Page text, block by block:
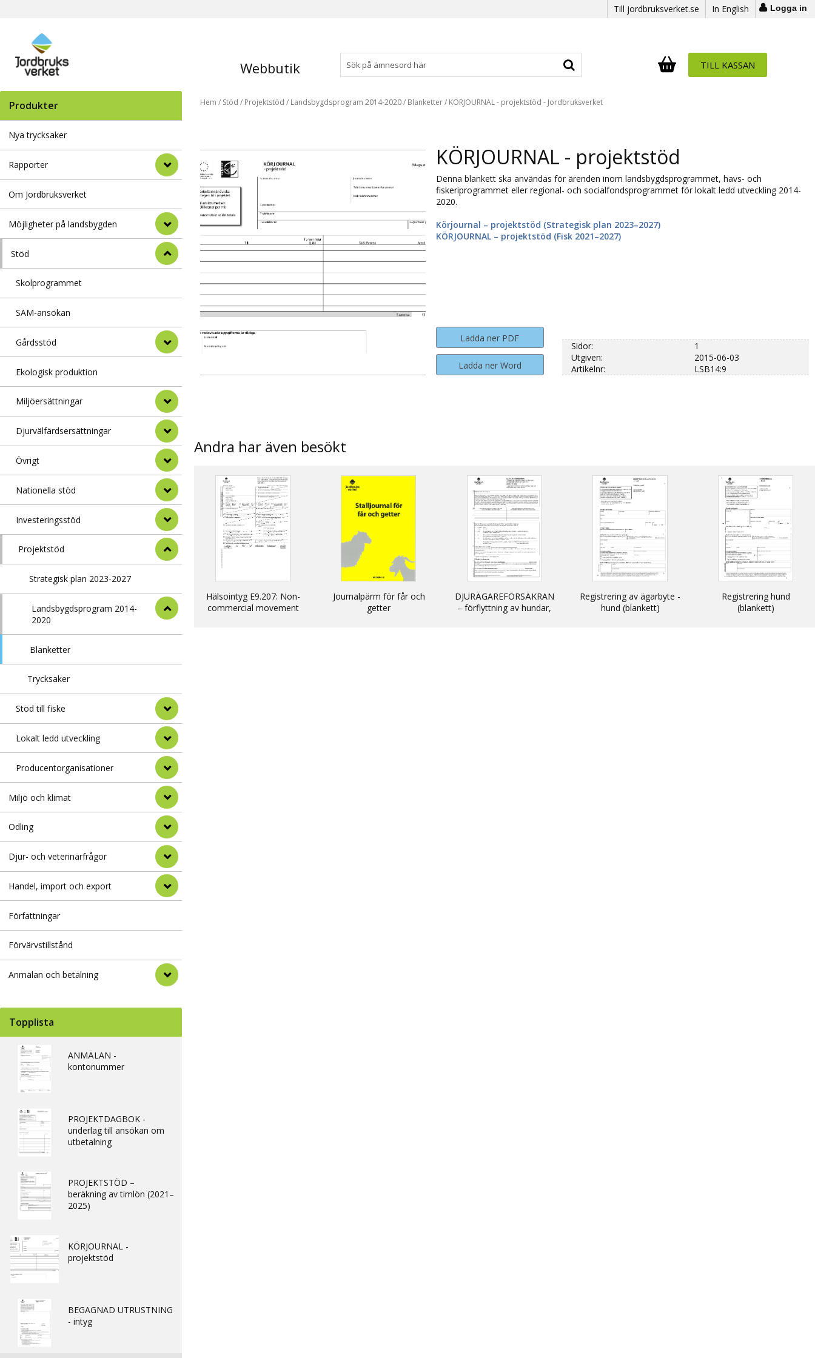
Till jordbruksverket.se In English Logga in
Webbutik Antal i varukorg:
. TILL KASSAN
Produkter
Nya trycksaker
Rapporter
Om Jordbruksverket
Möjligheter på landsbygden
Stöd
Skolprogrammet
SAM-ansökan
Gårdsstöd
Ekologisk produktion
Miljöersättningar
Djurvälfärdsersättningar
Övrigt
Nationella stöd
Investeringsstöd
Projektstöd
Strategisk plan 2023-2027
Landsbygdsprogram 2014-
2020
Blanketter
Trycksaker
Stöd till fiske
Lokalt ledd utveckling
Producentorganisationer
Miljö och klimat
Odling
Djur- och veterinärfrågor
Handel, import och export
Författningar
Förvärvstillstånd
Anmälan och betalning
Topplista
ANMÄLAN -
kontonummer
PROJEKTDAGBOK -
underlag till ansökan om
utbetalning
PROJEKTSTÖD –
beräkning av timlön (2021–
2025)
KÖRJOURNAL -
projektstöd
BEGAGNAD UTRUSTNING
- intyg
Hem / Stöd / Projektstöd / Landsbygdsprogram 2014-2020/ Blanketter/ KÖRJOURNAL - projektstöd - Jordbruksverket
KÖRJOURNAL - projektstöd
Denna blankett ska användas för ärenden inom landsbygdsprogrammet, havs- och
fiskeriprogrammet eller regional- och socialfondsprogrammet för lokalt ledd utveckling 2014-
2020.
Körjournal – projektstöd (Strategisk plan 2023–2027)
KÖRJOURNAL – projektstöd (Fisk 2021–2027)
Ladda ner PDF
Ladda ner Word
Sidor:
1
Utgiven:
2015-06-03
Artikelnr:
LSB14:9
Andra har även besökt
Hälsointyg E9.207: Non-
commercial movement
Journalpärm för får och
getter
DJURÄGAREFÖRSÄKRAN
– förflyttning av hundar,
Registrering av ägarbyte -
hund (blankett)
Registrering hund
(blankett)